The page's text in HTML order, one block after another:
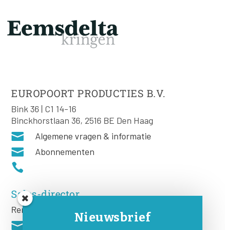
EUROPOORT PRODUCTIES B.V.
Bink 36 | C1 14-16
Binckhorstlaan 36, 2516 BE Den Haag
 Algemene vragen & informatie
 Abonnementen

Sales-director
Remco Rooij

Nieuwsbrief